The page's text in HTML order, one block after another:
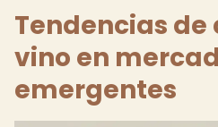
Tendencias de
vino en
emergentes